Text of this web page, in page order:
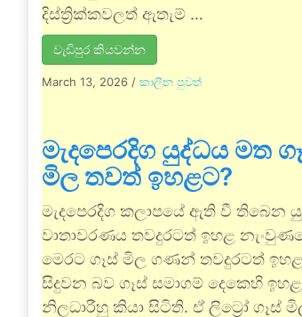
දිස්ත්‍රික්කවලත් ඇතැම් …
වැඩිපුර කියවන්න
March 13, 2026 / කාලීන පුවත්
මැදපෙරදිග යුද්ධය මත
මිල තවත් ඉහළට?
මැදපෙරදිග කලාප​යේ ඇති වී තිබෙන
වාතාවරණය තවදුරටත් ඉහළ
මෙරට ගෑස් මිල ගණන් තවදුරටත් ඉහළ
සිදුවන බව ගෑස් සමාගම් දෙකෙහි ඉහළ
නිලධාරීහු කියා සිටිති. ඒ ලිට්‍රෝ ගෑස්